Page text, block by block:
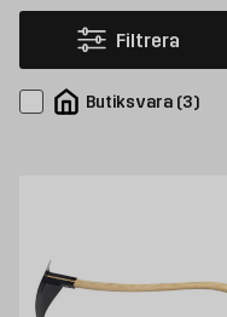
att se vilken hammare som vi
Filtrera
Butiksvara (3)